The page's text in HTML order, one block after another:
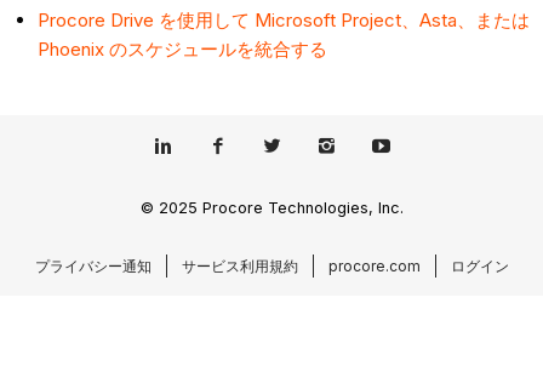
Procore Drive を使用して Microsoft Project、Asta、または
Phoenix のスケジュールを統合する
© 2025 Procore Technologies, Inc.
プライバシー通知 サービス利用規約 procore.com ログイン